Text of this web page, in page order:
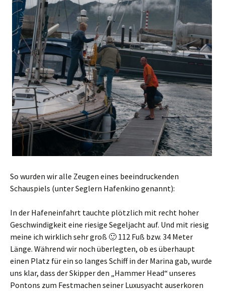
So wurden wir alle Zeugen eines beeindruckenden
Schauspiels (unter Seglern Hafenkino genannt):
In der Hafeneinfahrt tauchte plötzlich mit recht hoher
Geschwindigkeit eine riesige Segeljacht auf. Und mit riesig
meine ich wirklich sehr groß 🙂 112 Fuß bzw. 34 Meter
Länge. Während wir noch überlegten, ob es überhaupt
einen Platz für ein so langes Schiff in der Marina gab, wurde
uns klar, dass der Skipper den „Hammer Head“ unseres
Pontons zum Festmachen seiner Luxusyacht auserkoren